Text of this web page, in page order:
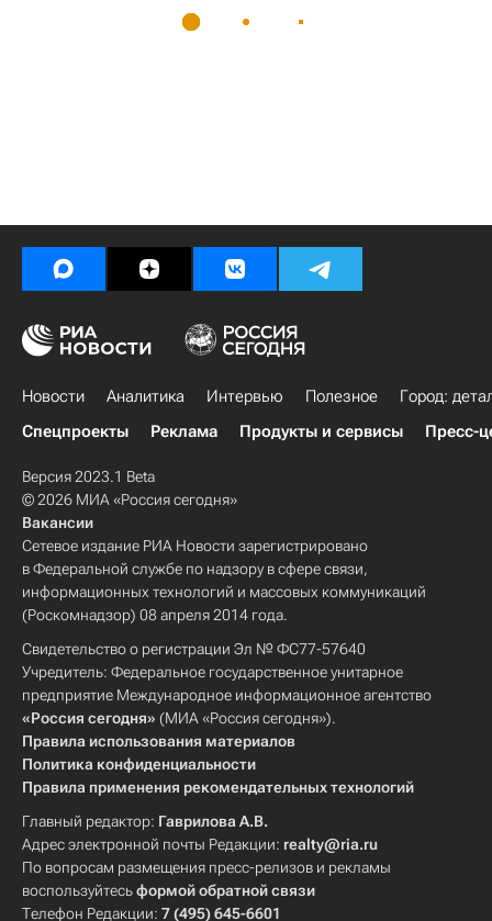
Новости Аналитика Интервью Полезное
Город:
Спецпроекты
Реклама Продукты и сервисы Пресс-
Версия 2023.1 Beta
© 2026 МИА «Россия сегодня»
Вакансии
Сетевое издание РИА Новости зарегистрировано
в Федеральной службе по надзору в сфере связи,
информационных технологий и массовых коммуникаций
(Роскомнадзор) 08 апреля 2014 года.
Свидетельство о регистрации Эл № ФС77-57640
Учредитель: Федеральное государственное унитарное
предприятие Международное информационное агентство
«Россия сегодня» (МИА «Россия сегодня»).
Правила использования материалов
Политика конфиденциальности
Правила применения рекомендательных технологий
Главный редактор: Гаврилова А.В.
Адрес электронной почты Редакции: realty@ria.ru
По вопросам размещения пресс-релизов и рекламы
воспользуйтесьформой обратной связи
Телефон Редакции: 7 (495) 645-6601